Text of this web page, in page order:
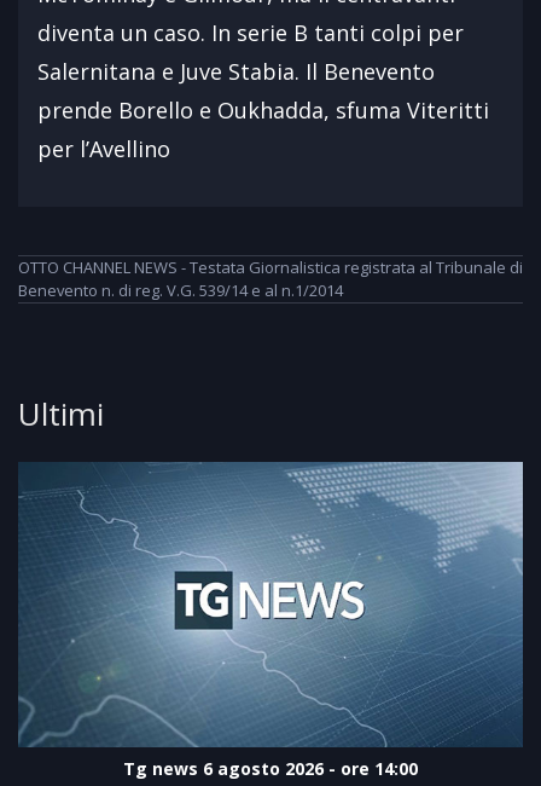
diventa un caso. In serie B tanti colpi per
Salernitana e Juve Stabia. Il Benevento
prende Borello e Oukhadda, sfuma Viteritti
per l’Avellino
OTTO CHANNEL NEWS - Testata Giornalistica registrata al Tribunale di
Benevento n. di reg. V.G. 539/14 e al n.1/2014
Ultimi
Tg news 6 agosto 2026 - ore 14:00